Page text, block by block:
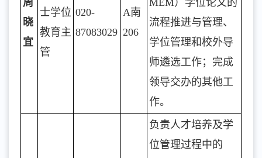
周
晓
宜
士学位
教育主
管
020-
87083029
A南
206
MEM）学位论文的
流程推进与管理、
学位管理和校外导
师遴选工作；完成
领导交办的其他工
作。
负责人才培养及学
位管理过程中的